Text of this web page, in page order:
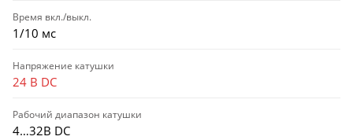
Время вкл./выкл.
1/10 мс
Напряжение катушки
24 В DC
Рабочий диапазон катушки
4…32В DC